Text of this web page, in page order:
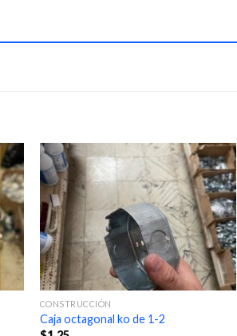
CONSTRUCCIÓN
Caja octagonal ko de 1-2